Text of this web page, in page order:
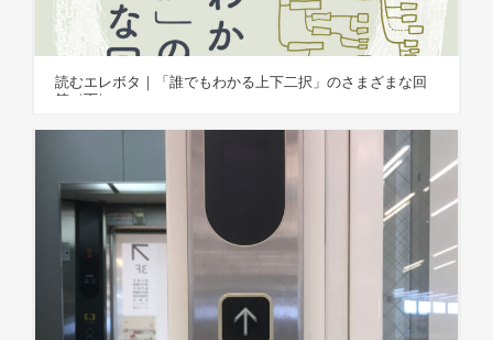
読むエレボタ｜「誰でもわかる上下二択」のさまざまな回
答〈下〉